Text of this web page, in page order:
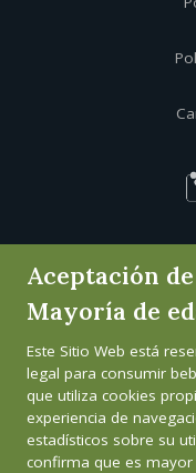
Aceptación
Mayoría de
Este Sitio Web está
legal para consumir
que utiliza cookies
experiencia de
estadísticos sobre su
confirma que es